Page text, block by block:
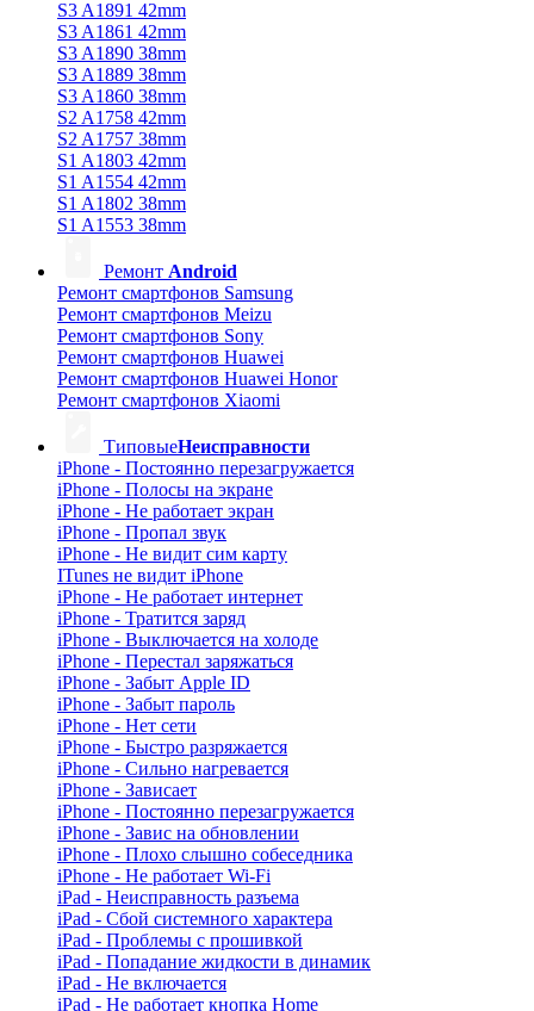
S3 A1891 42mm
S3 A1861 42mm
S3 A1890 38mm
S3 A1889 38mm
S3 A1860 38mm
S2 A1758 42mm
S2 A1757 38mm
S1 A1803 42mm
S1 A1554 42mm
S1 A1802 38mm
S1 A1553 38mm
Ремонт Android
Ремонт смартфонов Samsung
Ремонт смартфонов Meizu
Ремонт смартфонов Sony
Ремонт смартфонов Huawei
Ремонт смартфонов Huawei Honor
Ремонт смартфонов Xiaomi
ТиповыеНеисправности
iPhone - Постоянно перезагружается
iPhone - Полосы на экране
iPhone - Не работает экран
iPhone - Пропал звук
iPhone - Не видит сим карту
ITunes не видит iPhone
iPhone - Не работает интернет
iPhone - Тратится заряд
iPhone - Выключается на холоде
iPhone - Перестал заряжаться
iPhone - Забыт Apple ID
iPhone - Забыт пароль
iPhone - Нет сети
iPhone - Быстро разряжается
iPhone - Сильно нагревается
iPhone - Зависает
iPhone - Постоянно перезагружается
iPhone - Завис на обновлении
iPhone - Плохо слышно собеседника
iPhone - Не работает Wi-Fi
iPad - Неисправность разъема
iPad - Сбой системного характера
iPad - Проблемы с прошивкой
iPad - Попадание жидкости в динамик
iPad - Не включается
iPad - Не работает кнопка Home